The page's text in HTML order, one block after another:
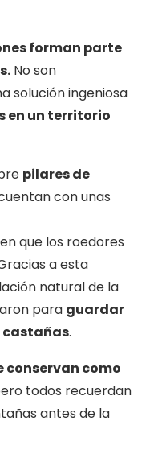
forman parte
No son
solución ingeniosa
en un territorio
pilares de
con unas
que los roedores
a esta
natural de la
para guardar
castañas.
conservan como
todos recuerdan
antes de la